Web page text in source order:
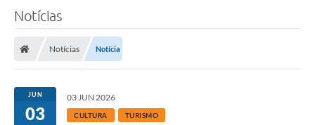
Notícias
Notícias Notícia
JUN
03
03 JUN 2026
CULTURA TURISMO